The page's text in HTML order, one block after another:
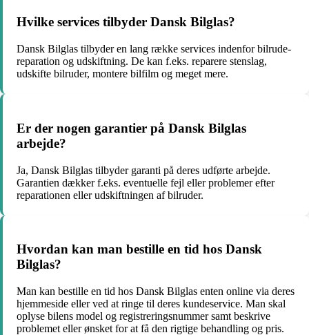
Hvilke services tilbyder Dansk Bilglas?
Dansk Bilglas tilbyder en lang række services indenfor bilrude-
reparation og udskiftning. De kan f.eks. reparere stenslag,
udskifte bilruder, montere bilfilm og meget mere.
Er der nogen garantier på Dansk Bilglas
arbejde?
Ja, Dansk Bilglas tilbyder garanti på deres udførte arbejde.
Garantien dækker f.eks. eventuelle fejl eller problemer efter
reparationen eller udskiftningen af bilruder.
Hvordan kan man bestille en tid hos Dansk
Bilglas?
Man kan bestille en tid hos Dansk Bilglas enten online via deres
hjemmeside eller ved at ringe til deres kundeservice. Man skal
oplyse bilens model og registreringsnummer samt beskrive
problemet eller ønsket for at få den rigtige behandling og pris.